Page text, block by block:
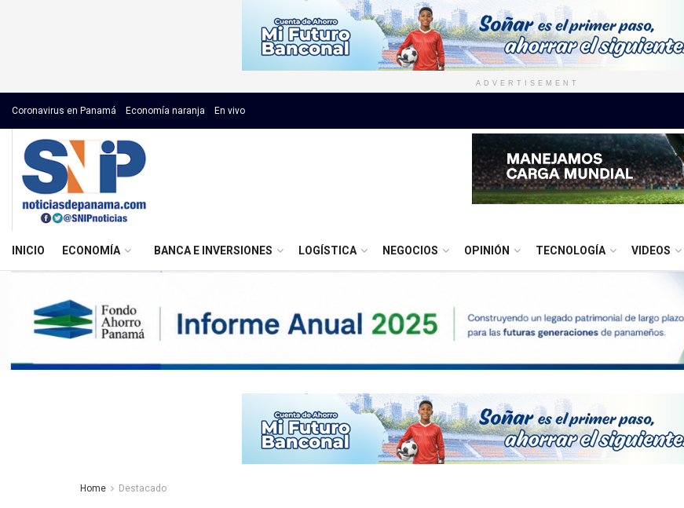
ADVERTISEMENT
Coronavirus en Panamá Economía naranja En vivo
INICIO ECONOMÍA BANCA E INVERSIONES LOGÍSTICA NEGOCIOS OPINIÓN TECNOLOGÍA VIDEOS
Home Destacado